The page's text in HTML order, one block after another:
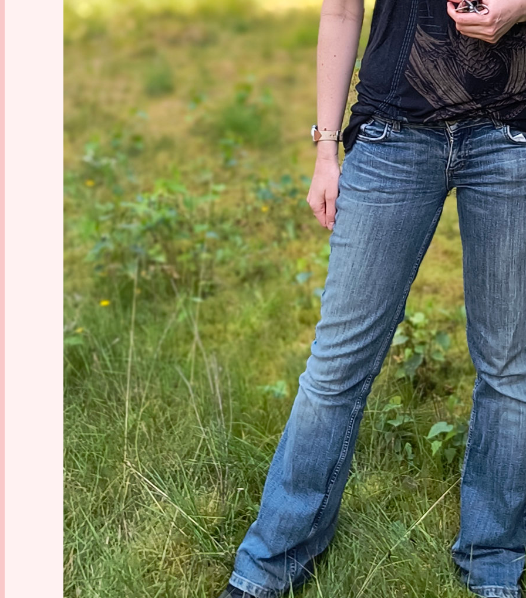
lesen, hat von der Welt nichts gesehen und soll als
niederen Standes auch kein Schwert tragen. Gleich zu
beteiligt sich unser Heinrich daran, zusammen mit seinen
halbstarken Freunden Mist auf das weißgetünchte Haus
Deutschen“, eines im Dorf ungeliebten Ausländers zu
Büttel kommt und die Bande vertreibt.
Der Schmied und sein Sohn
Essen und Schlafen ist ein Muss!
Die Helden aus den oben genannten großen Fantasy-
Knallern sind wahre Maschinen. Sie brauchen keinen
Essen macht sie temporär stärker, sie rennen unermüdlich
ganze Land. Das kann unser Heinrich in Kingdom Come –